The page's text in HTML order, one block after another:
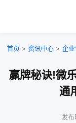
首页 > 资讯中心 > 企业
赢牌秘诀!微
通
发